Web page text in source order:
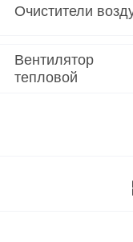
vivo Y
Очистители
Вентилятор
тепловой